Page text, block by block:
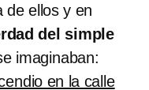
de ellos y en
del simple
imaginaban:
en la calle